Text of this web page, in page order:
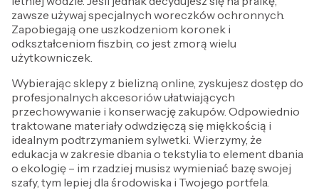
zawsze używaj specjalnych woreczków ochronnych.
Zapobiegają one uszkodzeniom koronek i
odkształceniom fiszbin, co jest zmorą wielu
użytkowniczek.
Wybierając sklepy z bielizną online, zyskujesz dostęp do
profesjonalnych akcesoriów ułatwiających
przechowywanie i konserwację zakupów. Odpowiednio
traktowane materiały odwdzięczą się miękkością i
idealnym podtrzymaniem sylwetki. Wierzymy, że
edukacja w zakresie dbania o tekstylia to element dbania
o ekologię – im rzadziej musisz wymieniać bazę swojej
szafy, tym lepiej dla środowiska i Twojego portfela.